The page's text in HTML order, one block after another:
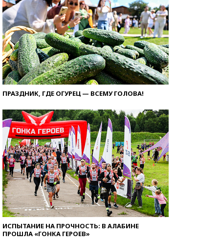
ПРАЗДНИК, ГДЕ ОГУРЕЦ — ВСЕМУ ГОЛОВА!
ИСПЫТАНИЕ НА ПРОЧНОСТЬ: В АЛАБИНЕ
ПРОШЛА «ГОНКА ГЕРОЕВ»